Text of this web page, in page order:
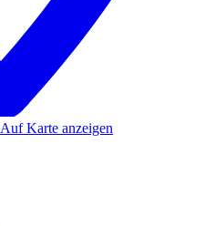
Auf Karte anzeigen